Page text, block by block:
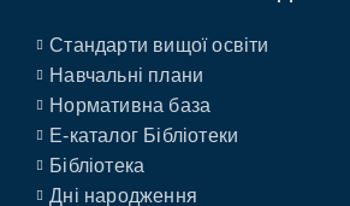
Стандарти вищої освіти
Навчальні плани
Нормативна база
E-каталог Бібліотеки
Бібліотека
Дні народження